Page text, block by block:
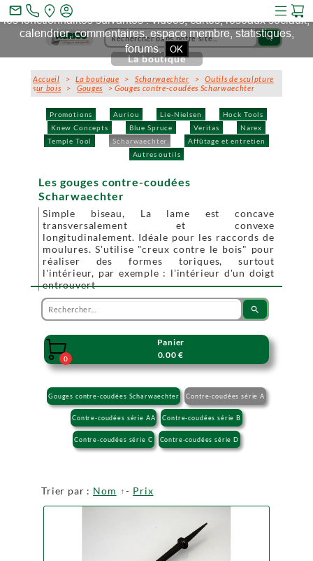
search
Promotions Auriou Lie-Nielsen
Hock Tools
Knew Concepts
Blue Spruce Veritas
Narex
Temple Tool
Scharwaechter
Affûtage et entretien
Autres outils
La boutique
Accueil >La boutique >Scharwaechter >Outils de sculpture
sur bois > Gouges > Gouges contre-coudées Scharwaechter
Les gouges contre-coudées
Scharwaechter
Simple biseau, La lame est concave
transversalement et convexe
longitudinalement. Idéale pour les raccords de
moulures. S'utilise "creux contre le bois" pour
réaliser des formes toriques, surtout
l'intérieur, par exemple : l'intérieur d'un doigt
entrouvert
search

0
Panier
0.00 €
Gouges contre-coudées Scharwaechter Contre-coudées série A
Contre-coudées série AA Contre-coudées série B
Contre-coudées série C Contre-coudées série D
Trier par : Nom - Prix
mail_outline
Ce site et des sites tiers qu'il utilise collectent des cookies pour
les fonctionnalités suivantes : vidéos, cartes, réseaux sociaux,
calendrier, commentaires, espace membre, statistiques,
forums. OK